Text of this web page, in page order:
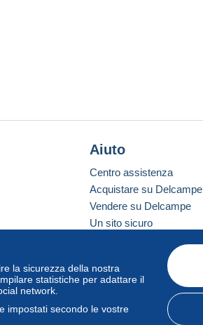
la sicurezza della nostra
statistiche per adattare il
network.
impostati secondo le vostre
Aiuto
Centro assistenza
Acquistare su Delcampe
Vendere su Delcampe
Un sito sicuro